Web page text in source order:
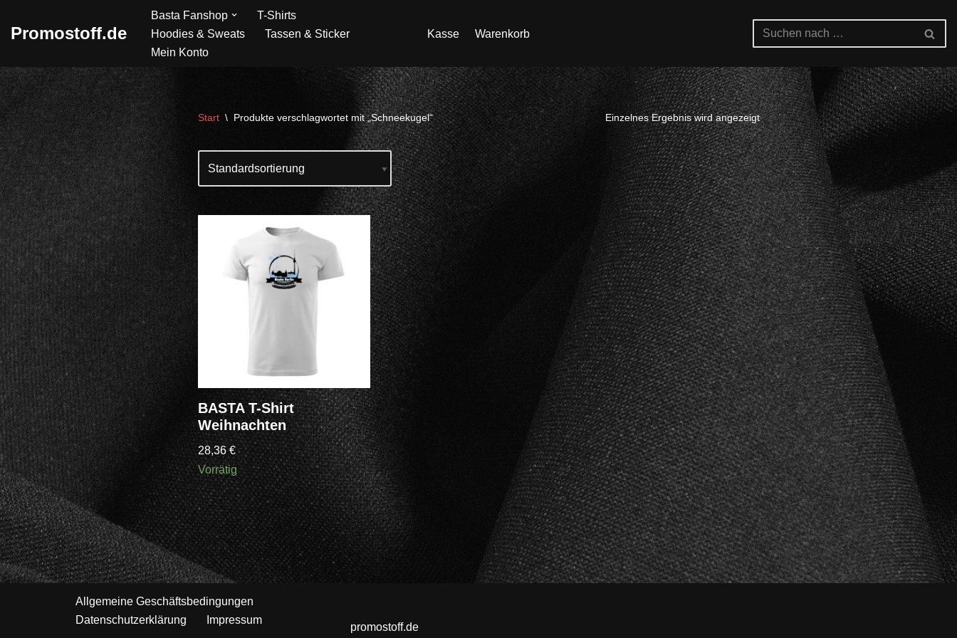
Zum
springen
Promostoff.de
Basta Fanshop
T-Shirts
Hoodies & Sweats
Tassen & Sticker
Mein Konto
Kasse Warenkorb
Start \ Produkte verschlagwortet mit „Schneekugel“ Einzelnes Ergebnis wird angezeigt
BASTA T-Shirt
Weihnachten
28,36€
Vorrätig
Allgemeine Geschäftsbedingungen
Datenschutzerklärung
Impressum
promostoff.de